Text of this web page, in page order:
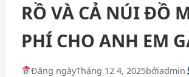
RỒ VÀ CẢ NÚI ĐỒ
PHÍ CHO ANH EM
Đăng ngàyTháng 12 4, 2025bởiadmin